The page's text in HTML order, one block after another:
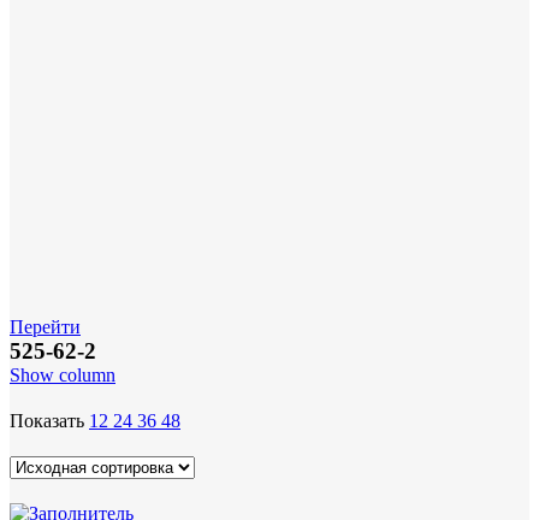
Перейти
525-62-2
Show column
Показать 12 24 36 48